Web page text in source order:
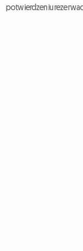
potwierdzeniu